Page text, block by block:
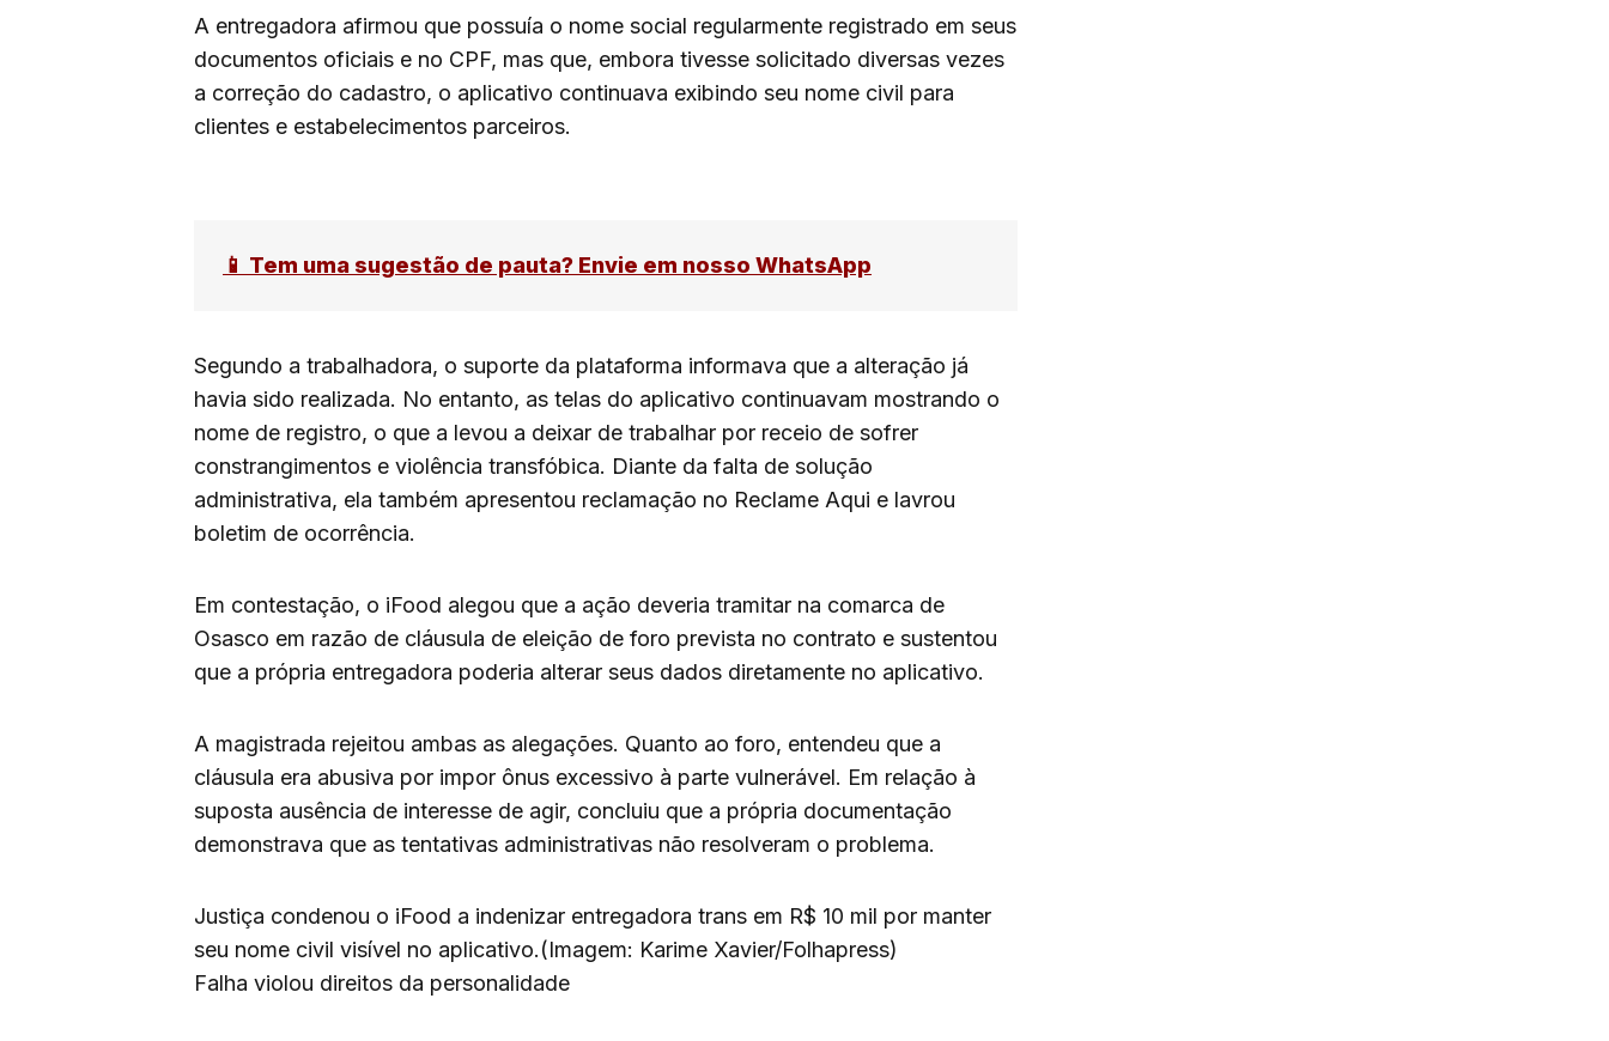
A entregadora afirmou que possuía o nome social regularmente registrado em seus
documentos oficiais e no CPF, mas que, embora tivesse solicitado diversas vezes
a correção do cadastro, o aplicativo continuava exibindo seu nome civil para
clientes e estabelecimentos parceiros.
📱 Tem uma sugestão de pauta? Envie em nosso WhatsApp
Segundo a trabalhadora, o suporte da plataforma informava que a alteração já
havia sido realizada. No entanto, as telas do aplicativo continuavam mostrando o
nome de registro, o que a levou a deixar de trabalhar por receio de sofrer
constrangimentos e violência transfóbica. Diante da falta de solução
administrativa, ela também apresentou reclamação no Reclame Aqui e lavrou
boletim de ocorrência.
Em contestação, o iFood alegou que a ação deveria tramitar na comarca de
Osasco em razão de cláusula de eleição de foro prevista no contrato e sustentou
que a própria entregadora poderia alterar seus dados diretamente no aplicativo.
A magistrada rejeitou ambas as alegações. Quanto ao foro, entendeu que a
cláusula era abusiva por impor ônus excessivo à parte vulnerável. Em relação à
suposta ausência de interesse de agir, concluiu que a própria documentação
demonstrava que as tentativas administrativas não resolveram o problema.
Justiça condenou o iFood a indenizar entregadora trans em R$ 10 mil por manter
seu nome civil visível no aplicativo.(Imagem: Karime Xavier/Folhapress)
Falha violou direitos da personalidade